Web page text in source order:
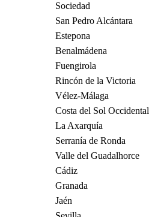
Sociedad
San Pedro Alcántara
Estepona
Benalmádena
Fuengirola
Rincón de la Victoria
Vélez-Málaga
Costa del Sol Occidental
La Axarquía
Serranía de Ronda
Valle del Guadalhorce
Cádiz
Granada
Jaén